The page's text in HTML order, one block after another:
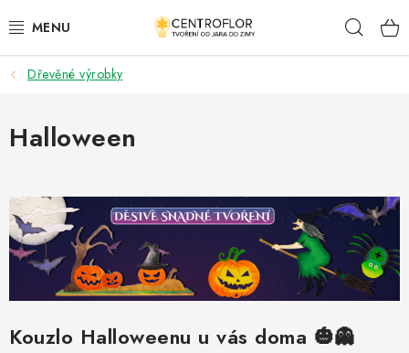
na
SEZÓNNÍ TVOŘENÍ
DŘEVĚNÉ VÝROBKY
PLACKY A MAGNETKY
VŠE PRO TVOŘENÍ
Dřevěné výrobky
Halloween
Kouzlo Halloweenu u vás doma 🎃👻